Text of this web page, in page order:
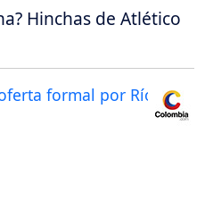
Hinchas de Atlético